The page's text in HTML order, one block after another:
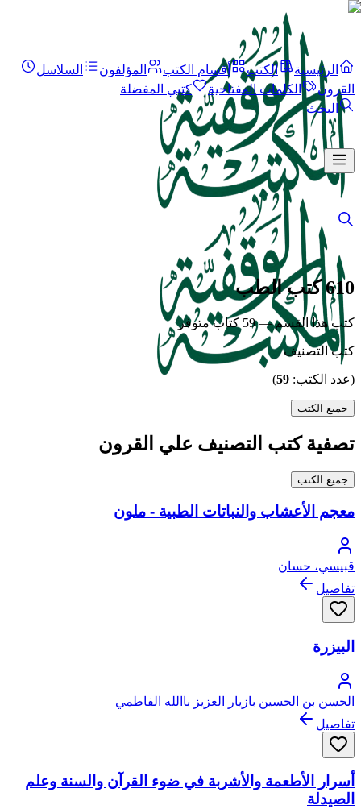
الرئيسية الكتب أقسام الكتب المؤلفون
السلاسل
القرون
الكلمات المفتاحية
كتبي المفضلة
البحث
610 كتب الطب
كتب هذا القسم — 59 كتاب متوفر
كتب التصنيف
(عدد الكتب: 59
)
جميع الكتب
تصفية كتب التصنيف علي القرون
جميع الكتب
معجم الأعشاب والنباتات الطبية - ملون
قبيسي، حسان
تفاصيل
البيزرة
الحسن بن الحسين بازيار العزيز باالله الفاطمي
تفاصيل
أسرار الأطعمة والأشربة في ضوء القرآن والسنة وعلم
الصيدلة